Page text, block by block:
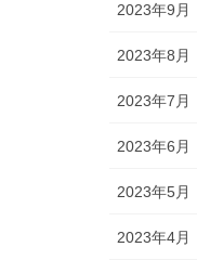
2023年9月
2023年8月
2023年7月
2023年6月
2023年5月
2023年4月